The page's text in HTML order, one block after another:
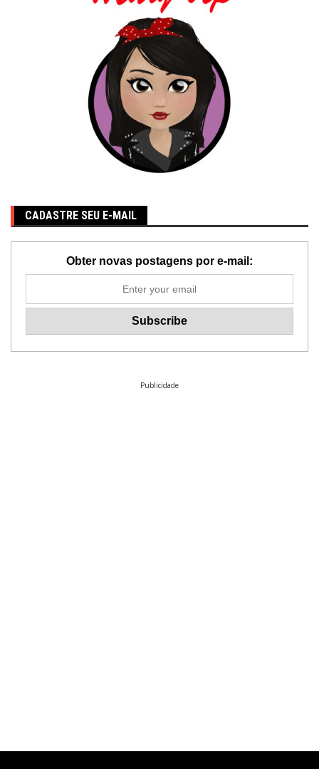
CADASTRE SEU E-MAIL
Obter novas postagens por e-mail:
Publicidade